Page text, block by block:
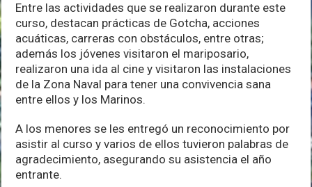
Entre las actividades que se realizaron durante este
curso, destacan prácticas de Gotcha, acciones
acuáticas, carreras con obstáculos, entre otras;
además los jóvenes visitaron el mariposario,
realizaron una ida al cine y visitaron las instalaciones
de la Zona Naval para tener una convivencia sana
entre ellos y los Marinos.
A los menores se les entregó un reconocimiento por
asistir al curso y varios de ellos tuvieron palabras de
agradecimiento, asegurando su asistencia el año
entrante.